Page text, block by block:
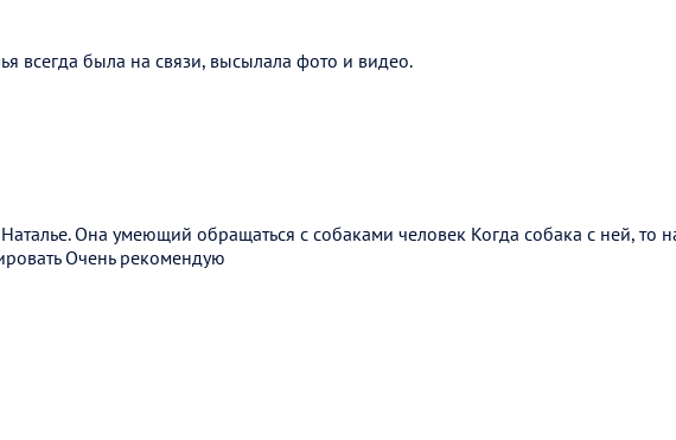
всегда была на связи, высылала фото и видео.
Наталье. Она умеющий обращаться с собаками человек Когда собака с ней, то
Очень рекомендую